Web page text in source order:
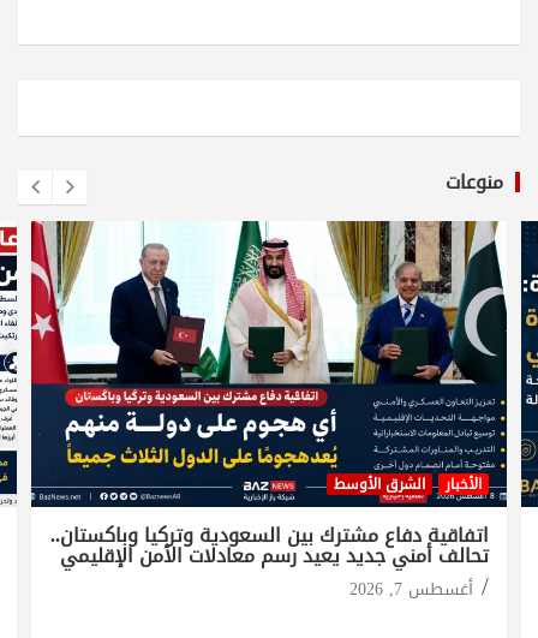
منوعات
الأخبار الشرق الأوسط
اتفاقية دفاع مشترك بين السعودية وتركيا وباكستان..
تحالف أمني جديد يعيد رسم معادلات الأمن الإقليمي
أغسطس 7, 2026